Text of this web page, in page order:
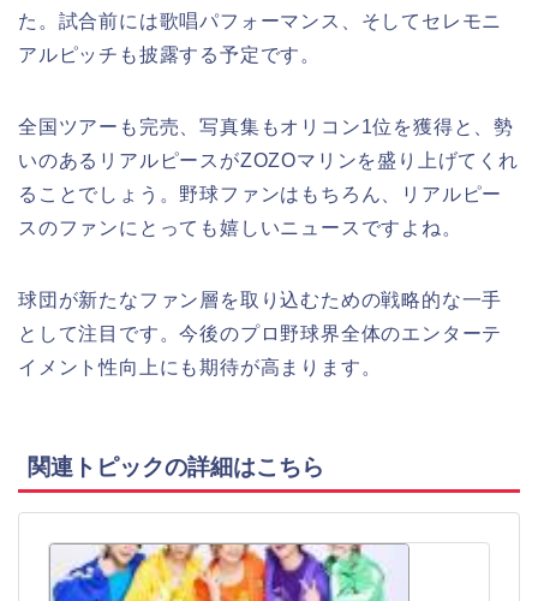
た。試合前には歌唱パフォーマンス、そしてセレモニ
アルピッチも披露する予定です。
全国ツアーも完売、写真集もオリコン1位を獲得と、勢
いのあるリアルピースがZOZOマリンを盛り上げてくれ
ることでしょう。野球ファンはもちろん、リアルピー
スのファンにとっても嬉しいニュースですよね。
球団が新たなファン層を取り込むための戦略的な一手
として注目です。今後のプロ野球界全体のエンターテ
イメント性向上にも期待が高まります。
関連トピックの詳細はこちら